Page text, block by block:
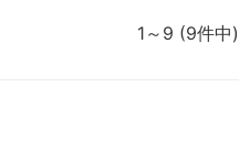
1～9 (9件中)